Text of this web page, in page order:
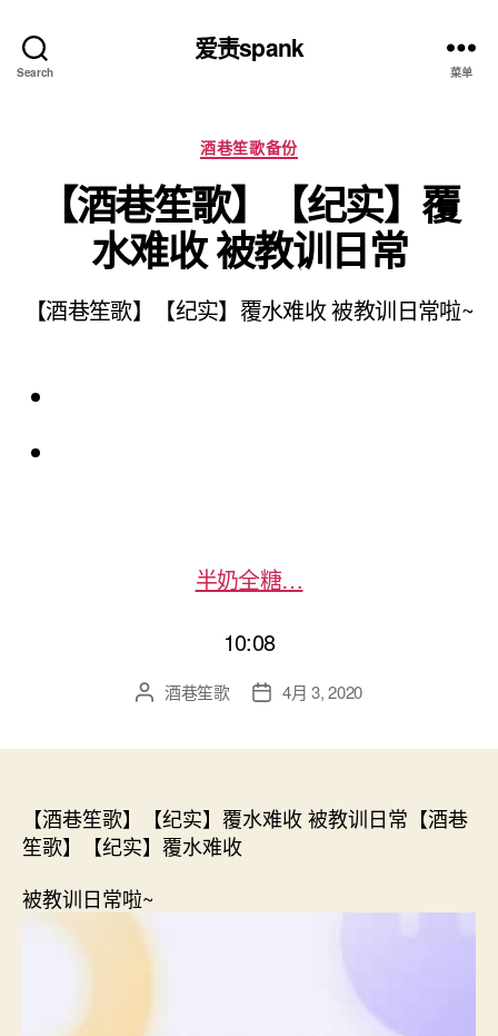
Search
爱责spank
菜单
分
类
酒巷笙歌备份
【酒巷笙歌】【纪实】覆
水难收 被教训日常
【酒巷笙歌】【纪实】覆水难收 被教训日常啦~
半奶全糖…
10:08
文 酒巷笙歌
发 4月 3, 2020
【酒巷笙歌】【纪实】覆水难收 被教训日常【酒巷
笙歌】【纪实】覆水难收
被教训日常啦~